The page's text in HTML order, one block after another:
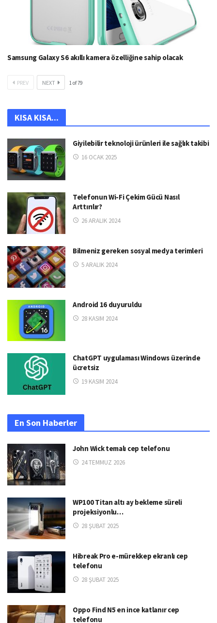
Samsung Galaxy S6 akıllı kamera özelliğine sahip olacak
PREV NEXT 1of79
KISA KISA...
Giyilebilir teknoloji ürünleri ile sağlık takibi
16 OCAK 2025
Telefonun Wi-Fi Çekim Gücü Nasıl
Arttırılır?
26 ARALIK 2024
Bilmeniz gereken sosyal medya terimleri
5 ARALIK 2024
Android 16 duyuruldu
28 KASIM 2024
ChatGPT uygulaması Windows üzerinde
ücretsiz
19 KASIM 2024
En Son Haberler
John Wick temalı cep telefonu
24 TEMMUZ 2026
WP100 Titan altı ay bekleme süreli
projeksiyonlu…
28 ŞUBAT 2025
Hibreak Pro e-mürekkep ekranlı cep
telefonu
28 ŞUBAT 2025
Oppo Find N5 en ince katlanır cep
telefonu